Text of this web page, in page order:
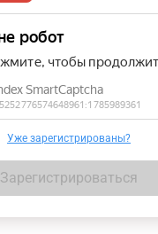
Уже зарегистрированы?
Зарегистрироваться